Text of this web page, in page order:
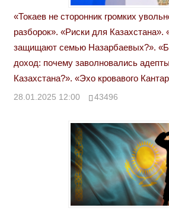
«Токаев не сторонник громких
разборок». «Риски для Казахстана».
защищают семью Назарбаевых?».
доход: почему заволновались
Казахстана?». «Эхо кровавого
28.01.2025 12:00 43496